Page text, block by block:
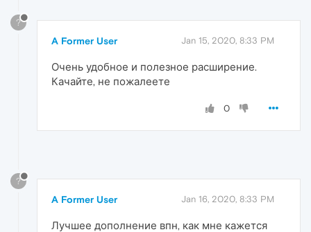
?
A Former User Jan 15, 2020, 8:33 PM
Очень удобное и полезное расширение.
Качайте, не пожалеете
0
?
A Former User Jan 16, 2020, 8:33 PM
Лучшее дополнение впн, как мне кажется